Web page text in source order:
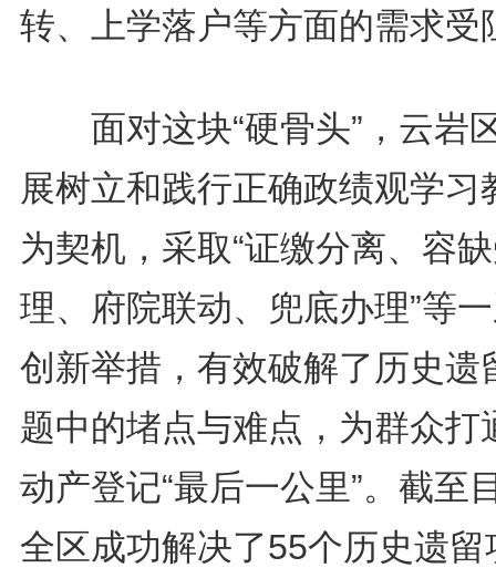
转、上学落户等方面的需求受
面对这块“硬骨头”，云岩
展树立和践行正确政绩观学习
为契机，采取“证缴分离、容
理、府院联动、兜底办理”等
创新举措，有效破解了历史遗
题中的堵点与难点，为群众打
动产登记“最后一公里”。截至
全区成功解决了55个历史遗留